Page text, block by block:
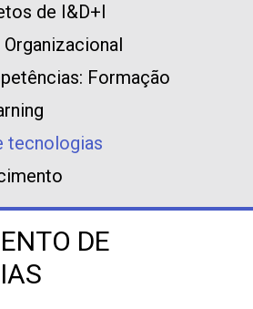
de I&D+I
Formação
tecnologias
DE